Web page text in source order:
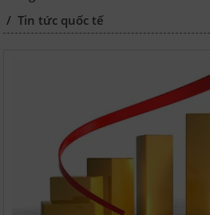
/Tin tức quốc tế